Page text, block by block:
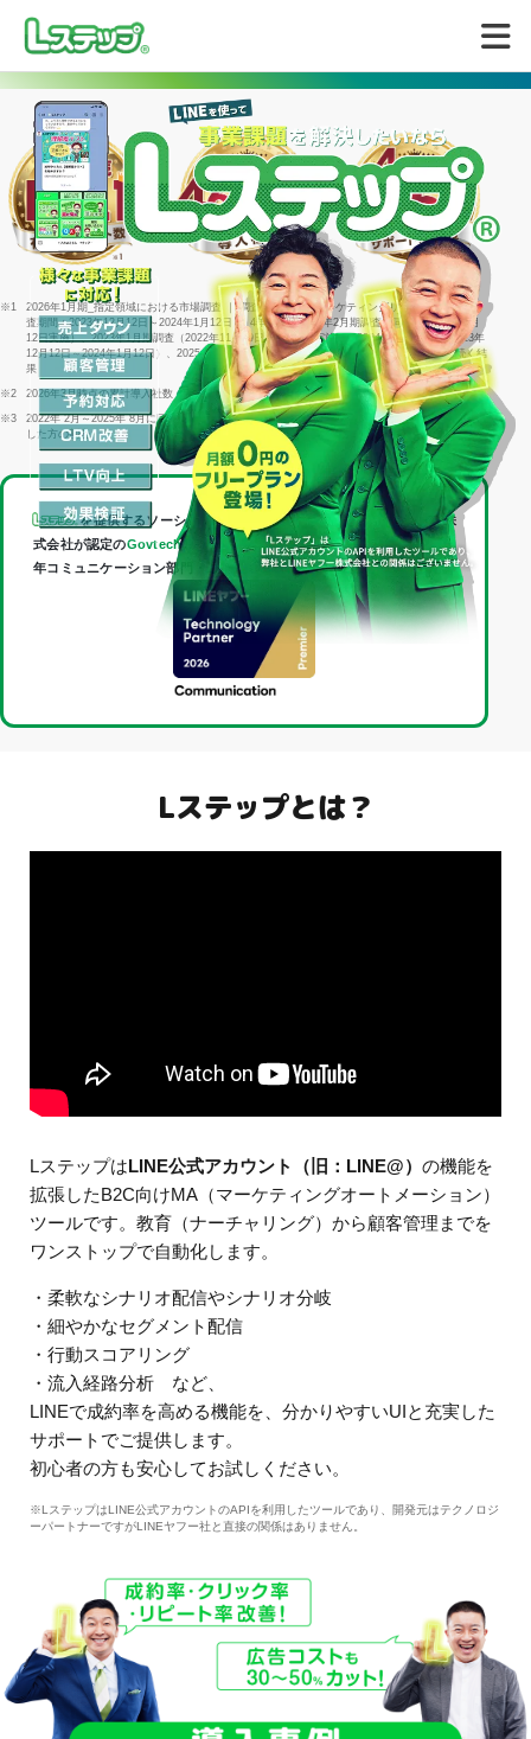
を提供するソーシャルデータバンク株式会社は、
LINEヤフー株
式会社が認定のGovtech Partnerであり、Technology Partner（2026
年コミュニケーション部門・最上位「Premier」）に認定されました。
※1
2026年1月期_指定領域における市場調査 ｜ 調査機関：日本マーケティングリサーチ機構 ｜ 調
査期間：2023年12月12日～2024年1月12日 ｜ 4年連続＝2022年2月期調査（同年1月25日～2月
12日実施）、2023年1月期調査（2022年11月29日～1月16日実施）、2024年1月期調査（2023年
12月12日～2024年1月12日）、2025年1月期調査（2024年12月23日～2025年1月15日）に続く結
果
※2 2026年3月時点の累計導入社数
※3
2022年 2月～2025年 8月に回答した個別相談サポートアンケート1316件のうち「満足」と回答
した方の割合
Lステップとは？
LステップはLINE公式アカウント（旧：LINE@） の機能を
拡張したB2C向けMA（マーケティングオートメーション）
ツールです。教育（ナーチャリング）から顧客管理までを
ワンストップで自動化します。
・柔軟なシナリオ配信やシナリオ分岐
・細やかなセグメント配信
・行動スコアリング
・流入経路分析 など、
LINEで成約率を高める機能を、分かりやすいUIと充実した
サポートでご提供します。
初心者の方も安心してお試しください。
※LステップはLINE公式アカウントのAPIを利用したツールであり、開発元はテクノロジ
ーパートナーですがLINEヤフー社と直接の関係はありません。